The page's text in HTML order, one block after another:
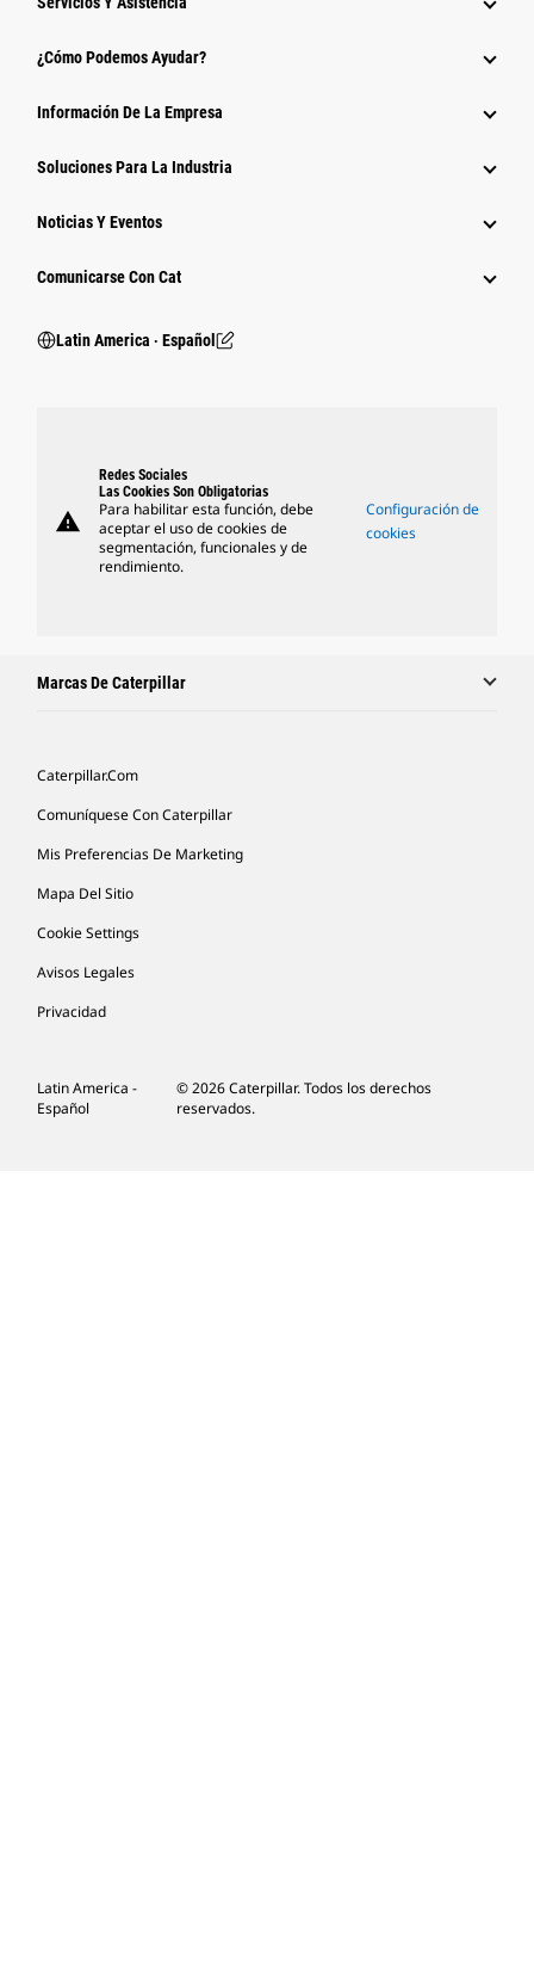
¿Cómo Podemos Ayudar?
Información De La Empresa
Soluciones Para La Industria
Noticias Y Eventos
Comunicarse Con Cat
Latin America ‧ Español
warning
Redes Sociales
Las Cookies Son Obligatorias
Para habilitar esta función, debe
aceptar el uso de cookies de
segmentación, funcionales y de
rendimiento.
Configuración de
cookies
Marcas De Caterpillar
Caterpillar.com
Comuníquese Con Caterpillar
Mis Preferencias De Marketing
Mapa Del Sitio
Cookie Settings
Avisos Legales
Privacidad
Latin America -
Español
© 2026 Caterpillar. Todos los derechos
reservados.